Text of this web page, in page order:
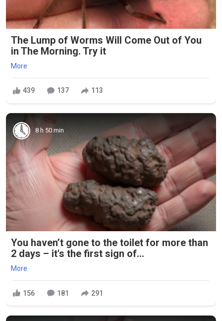
The Lump of Worms Will Come Out of You
in The Morning. Try it
More
439 137 113
8 h 50 min
You haven’t gone to the toilet for more than
2 days – it's the first sign of...
More
156 181 291